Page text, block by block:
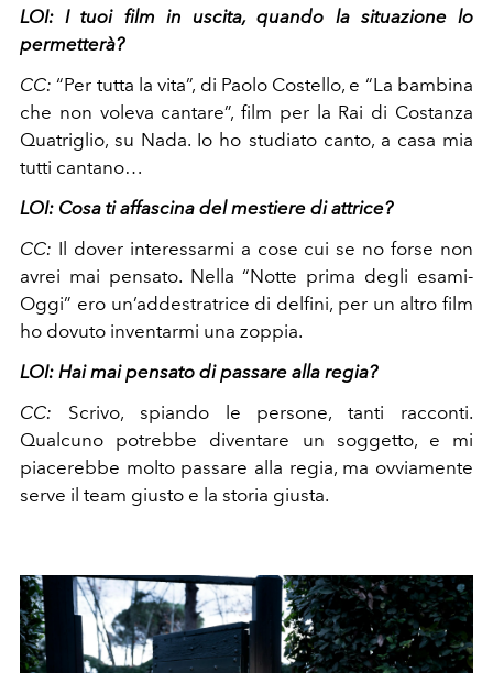
LOI: I tuoi film in uscita, quando la situazione lo
permetterà?
CC:“Per tutta la vita”, di Paolo Costello, e “La bambina
che non voleva cantare”, film per la Rai di Costanza
Quatriglio, su Nada. Io ho studiato canto, a casa mia
tutti cantano…
LOI: Cosa ti affascina del mestiere di attrice?
CC: Il dover interessarmi a cose cui se no forse non
avrei mai pensato. Nella “Notte prima degli esami-
Oggi” ero un’addestratrice di delfini, per un altro film
ho dovuto inventarmi una zoppia.
LOI: Hai mai pensato di passare alla regia?
CC: Scrivo, spiando le persone, tanti racconti.
Qualcuno potrebbe diventare un soggetto, e mi
piacerebbe molto passare alla regia, ma ovviamente
serve il team giusto e la storia giusta.